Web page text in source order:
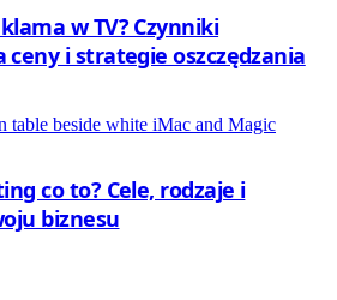
w TV? Czynniki
ceny i strategie oszczędzania
co to? Cele, rodzaje i
biznesu